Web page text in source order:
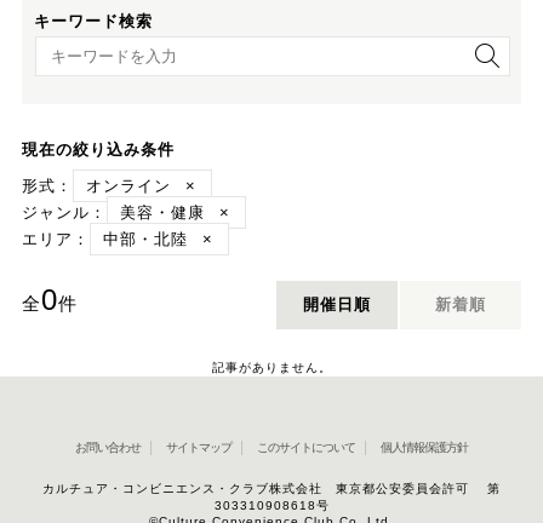
キーワード検索
キーワード検索
現在の絞り込み条件
形式：
オンライン
×
ジャンル：
美容・健康
×
エリア：
中部・北陸 ×
全0件 開催日順 新着順
記事がありません。
お問い合わせ サイトマップ このサイトについて 個人情報保護方針
カルチュア・コンビニエンス・クラブ株式会社 東京都公安委員会許可 第
303310908618号